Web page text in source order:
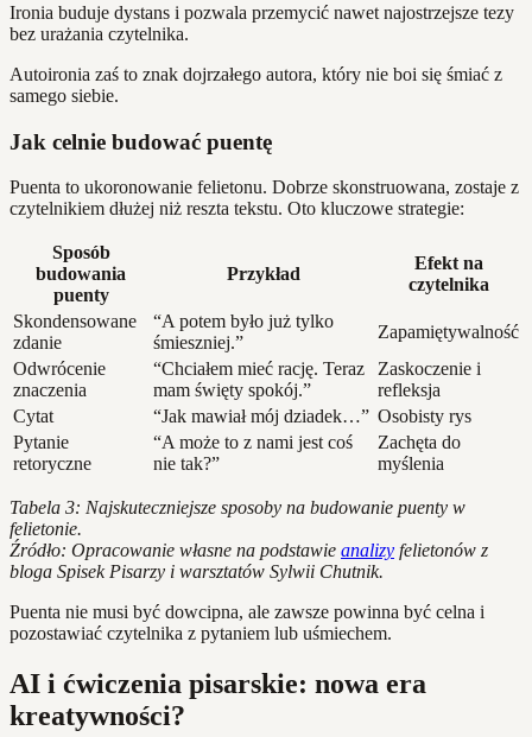
Ironia buduje dystans i pozwala przemycić nawet najostrzejsze tezy
bez urażania czytelnika.
Autoironia zaś to znak dojrzałego autora, który nie boi się śmiać z
samego siebie.
Jak celnie budować puentę
Puenta to ukoronowanie felietonu. Dobrze skonstruowana, zostaje z
czytelnikiem dłużej niż reszta tekstu. Oto kluczowe strategie:
Sposób
budowania
puenty
Przykład
Efekt na
czytelnika
Skondensowane
zdanie
“A potem było już tylko
śmieszniej.”
Zapamiętywalność
Odwrócenie
znaczenia
“Chciałem mieć rację. Teraz
mam święty spokój.”
Zaskoczenie i
refleksja
Cytat
“Jak mawiał mój dziadek…” Osobisty rys
Pytanie
retoryczne
“A może to z nami jest coś
nie tak?”
Zachęta do
myślenia
Tabela 3: Najskuteczniejsze sposoby na budowanie puenty w
felietonie.
Źródło: Opracowanie własne na podstawie analizy felietonów z
bloga Spisek Pisarzy i warsztatów Sylwii Chutnik.
Puenta nie musi być dowcipna, ale zawsze powinna być celna i
pozostawiać czytelnika z pytaniem lub uśmiechem.
AI i ćwiczenia pisarskie: nowa era
kreatywności?